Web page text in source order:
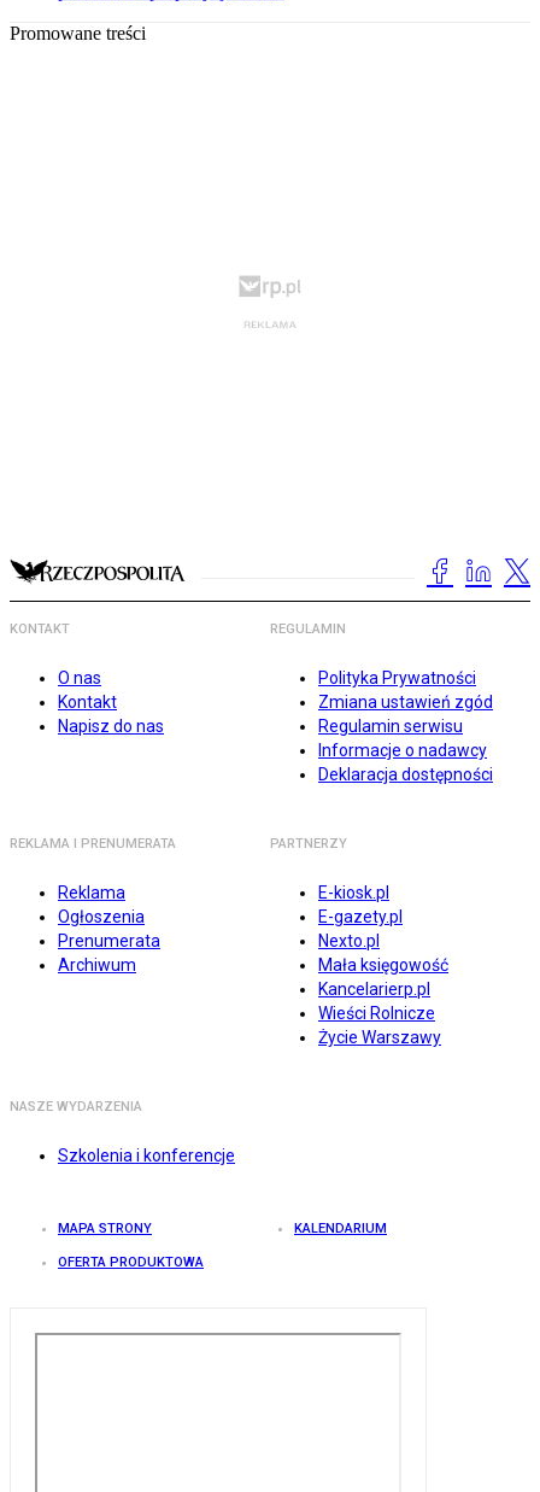
Promowane treści
KONTAKT
O nas
Kontakt
Napisz do nas
REGULAMIN
Polityka Prywatności
Zmiana ustawień zgód
Regulamin serwisu
Informacje o nadawcy
Deklaracja dostępności
REKLAMA I PRENUMERATA
Reklama
Ogłoszenia
Prenumerata
Archiwum
PARTNERZY
E-kiosk.pl
E-gazety.pl
Nexto.pl
Mała księgowość
Kancelarierp.pl
Wieści Rolnicze
Życie Warszawy
NASZE WYDARZENIA
Szkolenia i konferencje
MAPA STRONY KALENDARIUM
OFERTA PRODUKTOWA